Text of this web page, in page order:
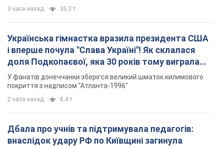
3 часа назад 35,3 т.
Українська гімнастка вразила президента США
і вперше почула "Слава Україні"! Як склалася
доля Подкопаєвої, яка 30 років тому виграла
"золото" Олімпіади
У фанатів донеччанки зберігся великий шматок килимового
покриття з надписом "Атланта-1996"
2 часа назад 8,4 т.
Дбала про учнів та підтримувала педагогів:
внаслідок удару РФ по Київщині загинула